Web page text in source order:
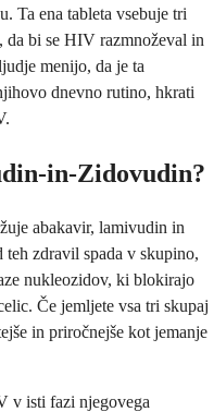
Ta ena tableta vsebuje tri
da bi se HIV razmnoževal in
menijo, da je ta
dnevno rutino, hkrati
in-Zidovudin?
abakavir, lamivudin in
zdravil spada v skupino,
nukleozidov, ki blokirajo
Če jemljete vsa tri skupaj
in priročnejše kot jemanje
v isti fazi njegovega